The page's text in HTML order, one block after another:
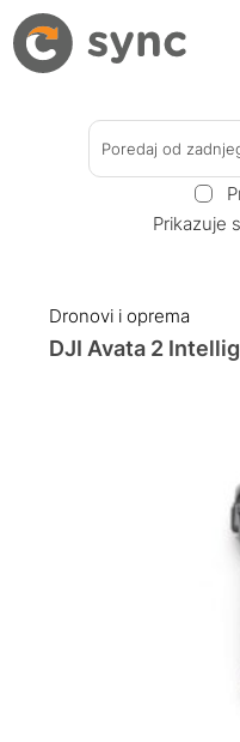
Poredaj od
Prikazuje
Dronovi i oprema
DJI Avata 2